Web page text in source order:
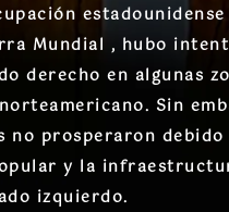
Mundial , hubo
derecho en algunas
Sin
no prosperaron debido
y la
izquierdo.